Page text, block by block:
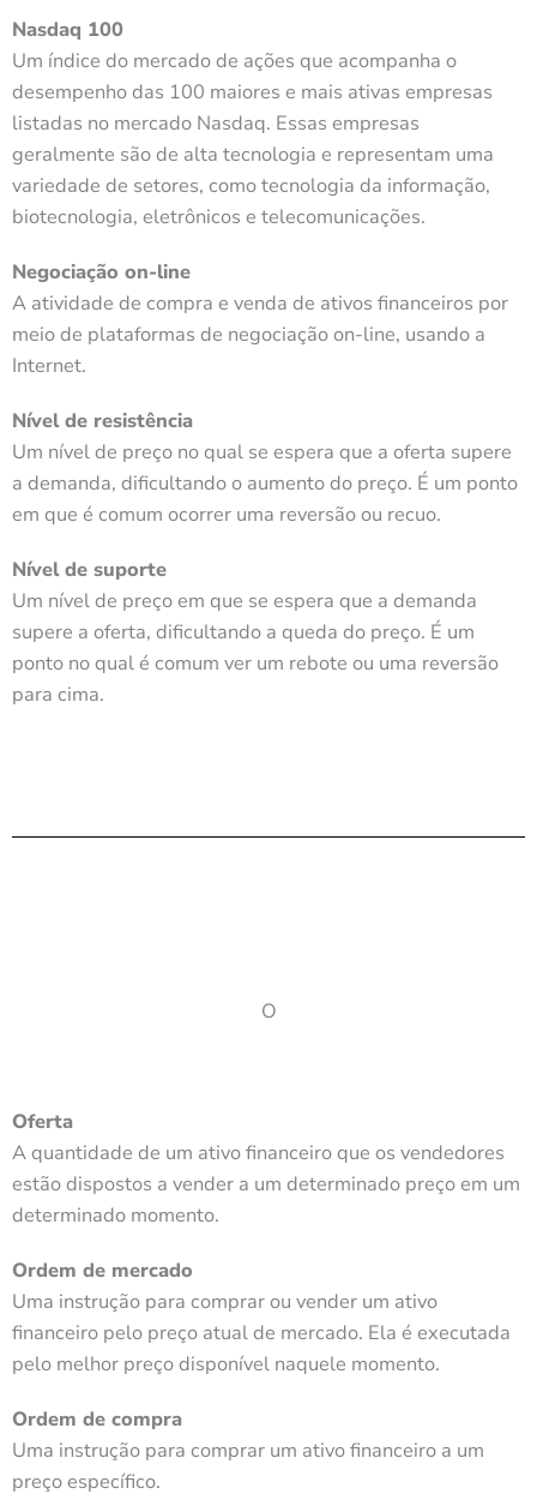
Nasdaq 100
Um índice do mercado de ações que acompanha o
desempenho das 100 maiores e mais ativas empresas
listadas no mercado Nasdaq. Essas empresas
geralmente são de alta tecnologia e representam uma
variedade de setores, como tecnologia da informação,
biotecnologia, eletrônicos e telecomunicações.
Negociação on-line
A atividade de compra e venda de ativos financeiros por
meio de plataformas de negociação on-line, usando a
Internet.
Nível de resistência
Um nível de preço no qual se espera que a oferta supere
a demanda, dificultando o aumento do preço. É um ponto
em que é comum ocorrer uma reversão ou recuo.
Nível de suporte
Um nível de preço em que se espera que a demanda
supere a oferta, dificultando a queda do preço. É um
ponto no qual é comum ver um rebote ou uma reversão
para cima.
O
Oferta
A quantidade de um ativo financeiro que os vendedores
estão dispostos a vender a um determinado preço em um
determinado momento.
Ordem de mercado
Uma instrução para comprar ou vender um ativo
financeiro pelo preço atual de mercado. Ela é executada
pelo melhor preço disponível naquele momento.
Ordem de compra
Uma instrução para comprar um ativo financeiro a um
preço específico.